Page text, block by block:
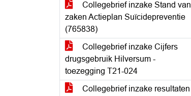
Collegebrief inzake Stand van
zaken Actieplan Suïcidepreventie
(765838)
Collegebrief inzake Cijfers
drugsgebruik Hilversum -
toezegging T21-024
Collegebrief inzake resultaten